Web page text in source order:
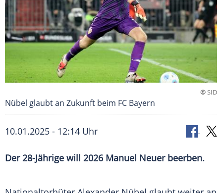
©SID
Nübel glaubt an Zukunft beim FC Bayern
10.01.2025 - 12:14 Uhr
Der 28-Jährige will 2026 Manuel Neuer beerben.